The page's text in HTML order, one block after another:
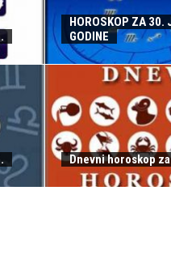
HOROSKOP ZA 30.
GODINE
Dnevni horoskop